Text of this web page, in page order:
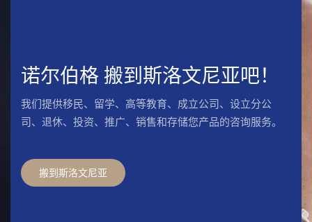
诺尔伯格 搬到斯洛文尼亚吧！
我们提供移民、留学、高等教育、成立公司、设立分公
司、退休、投资、推广、销售和存储您产品的咨询服务。
搬到斯洛文尼亚